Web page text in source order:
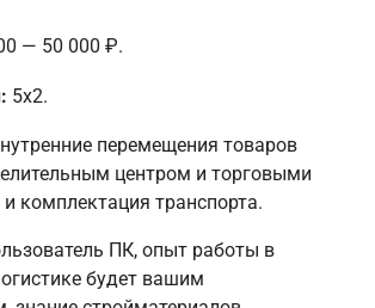
— 50 000 ₽.
5х2.
перемещения товаров
центром и торговыми
комплектация транспорта.
ПК, опыт работы в
будет вашим